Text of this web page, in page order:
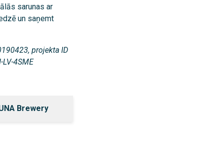
sarunas ar
un saņemt
projekta ID
4SME
Brewery